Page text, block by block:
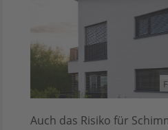
Auch das Risiko für